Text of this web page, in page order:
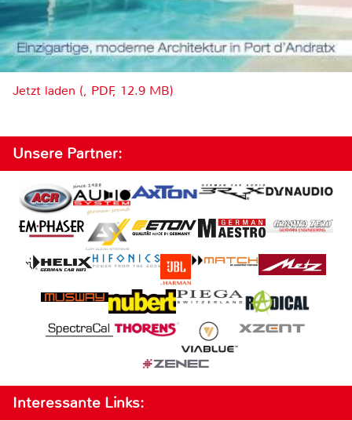
Jetzt laden (, PDF, 12.9 MB)
Unsere Partner:
Interessante Links: